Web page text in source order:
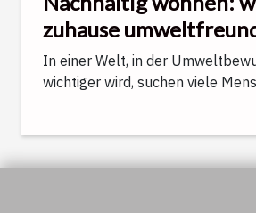
zuhause
gestalten
In einer Welt, in der
wichtiger wird, suchen viele